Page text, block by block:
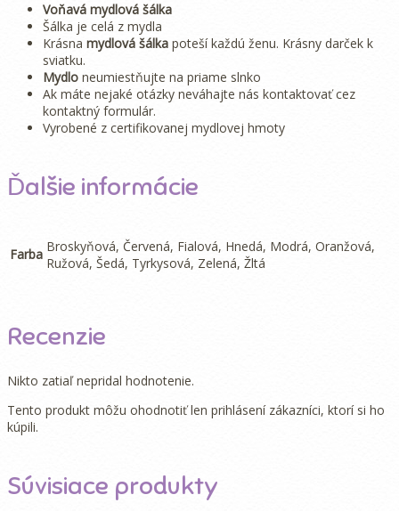
Voňavá mydlová šálka
Šálka je celá z mydla
Krásna mydlová šálka poteší každú ženu. Krásny darček k
sviatku.
Mydlo neumiestňujte na priame slnko
Ak máte nejaké otázky neváhajte nás kontaktovať cez
kontaktný formulár.
Vyrobené z certifikovanej mydlovej hmoty
Ďalšie informácie
Farba Broskyňová, Červená, Fialová, Hnedá, Modrá, Oranžová,
Ružová, Šedá, Tyrkysová, Zelená, Žltá
Recenzie
Nikto zatiaľ nepridal hodnotenie.
Tento produkt môžu ohodnotiť len prihlásení zákazníci, ktorí si ho
kúpili.
Súvisiace produkty